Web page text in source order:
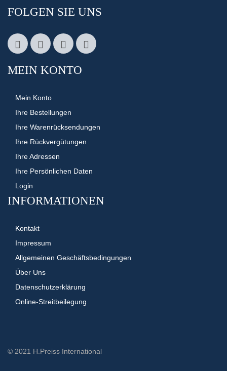
FOLGEN SIE UNS
MEIN KONTO
Mein Konto
Ihre Bestellungen
Ihre Warenrücksendungen
Ihre Rückvergütungen
Ihre Adressen
Ihre Persönlichen Daten
Login
INFORMATIONEN
Kontakt
Impressum
Allgemeinen Geschäftsbedingungen
Über Uns
Datenschutzerklärung
Online-Streitbeilegung
© 2021 H.Preiss International